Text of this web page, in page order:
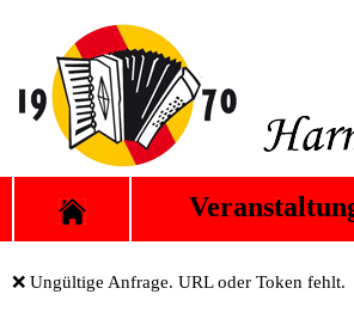
❌ Ungültige Anfrage. URL oder Token fehlt.